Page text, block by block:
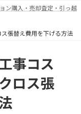
ン購入・売却査定・引っ越
張替え費用を下げる方法
事コス
ロス張